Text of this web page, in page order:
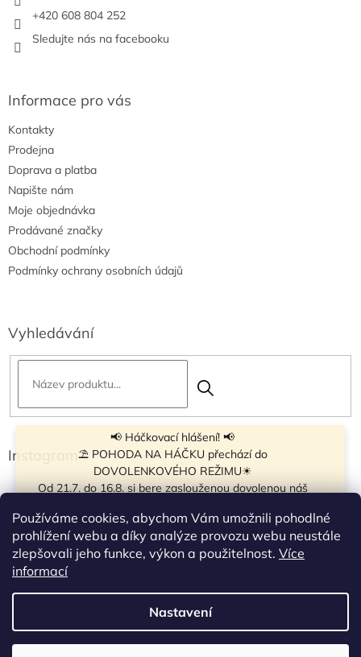
Používáme cookies, abychom Vám umožnili pohodlné
prohlížení webu a díky analýze provozu webu neustále
zlepšovali jeho funkce, výkon a použitelnost. Více
informací
Nastavení
📢 Háčkovací hlášení! 📢
⛱ POHODA NA HÁČKU přechází do
DOVOLENKOVÉHO REŽIMU☀
Od 21.7. do 16.8. si bere zaslouženou dovolenou náš
krátkou pauzu.
Objednávky přijímáme dál - klubíčka, která máme
vyrobená, odešleme bez zdržení. U ostatních se doba
☀
Od 7.8. do 14.8. si dovolenou bude užívat obchůdek v
+420 608 804 252
Sledujte nás na facebooku
Informace pro vás
Kontakty
Prodejna
Doprava a platba
Napište nám
Moje objednávka
Prodávané značky
Obchodní podmínky
Podmínky ochrany osobních údajů
Vyhledávání
Instagram
Sledovat na Instagramu
Vytvořil Shoptet